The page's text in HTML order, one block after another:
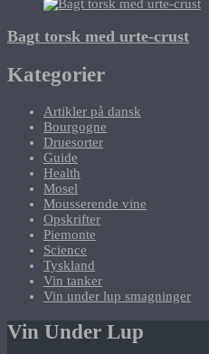
Bagt torsk med urte-crust
Kategorier
Artikler på dansk
Bourgogne
Druesorter
Guide
Health
Mosel
Mousserende vine
Opskrifter
Piemonte
Science
Tyskland
Vin tanker
Vin under lup smagninger
Vin Under Lup